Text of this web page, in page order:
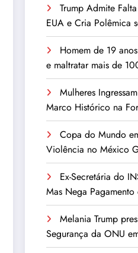
Trump Admite
EUA e Cria Polêmica
Homem de 19
e maltratar mais de
Mulheres
Marco Histórico na
Copa do Mundo
Violência no México
Ex-Secretária do
Mas Nega
Melania Trump
Segurança da ONU